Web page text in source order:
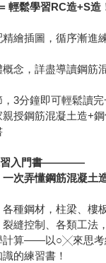
輕鬆學習RC造+S造
繪插圖，循序漸進
念，詳盡導讀鋼筋
3分鐘即可輕鬆讀完
授鋼筋混凝土造+
習入門書――――
次弄懂鋼筋混凝土
種鋼材，柱梁、樓
縫控制、各類工法
計算――以○╳來思考
的練習書！